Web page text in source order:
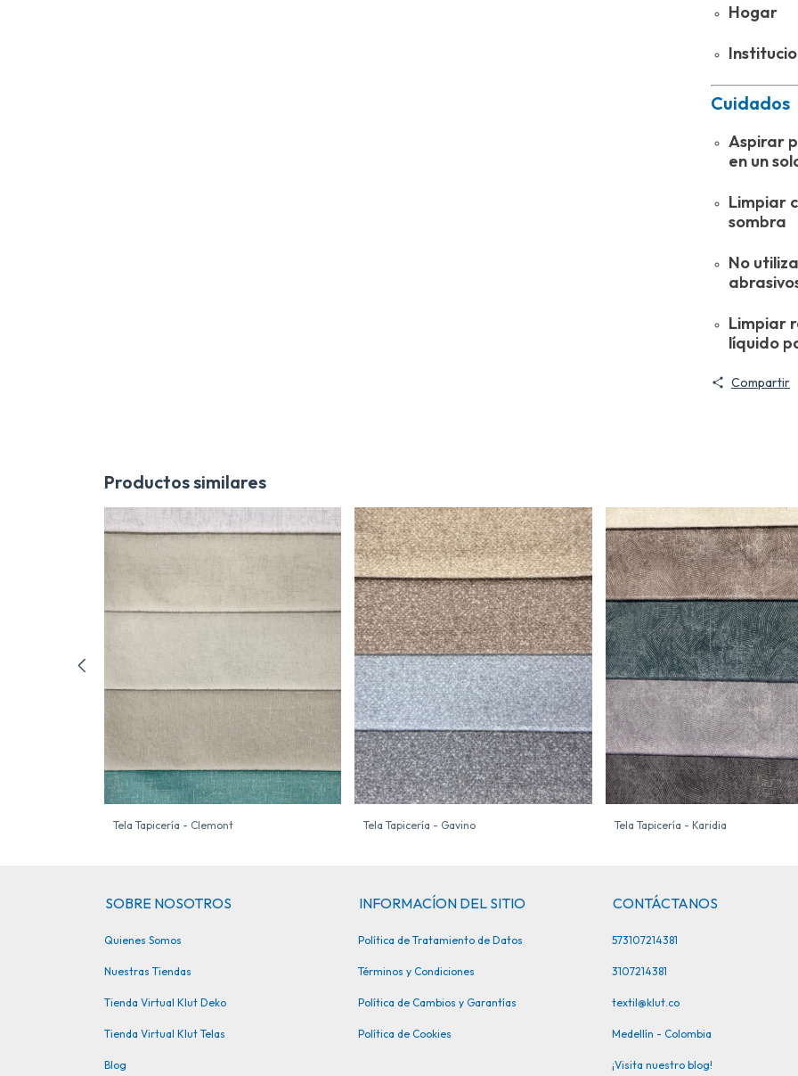
Hogar
Cuidados
Aspirar
en un
Limpiar
sombra
No
Limpiar
líquido
Compartir
Productos similares
Tela Tapicería - Clemont Tela Tapicería - Gavino Tela Tapicería - Karidia
SOBRE NOSOTROS
Quienes Somos
Nuestras Tiendas
Tienda Virtual Klut Deko
Tienda Virtual Klut Telas
Blog
INFORMACÍON DEL SITIO
Política de Tratamiento de Datos
Términos y Condiciones
Política de Cambios y Garantías
Política de Cookies
CONTÁCTANOS
573107214381
3107214381
textil@klut.co
Medellín - Colombia
¡Visita nuestro blog!